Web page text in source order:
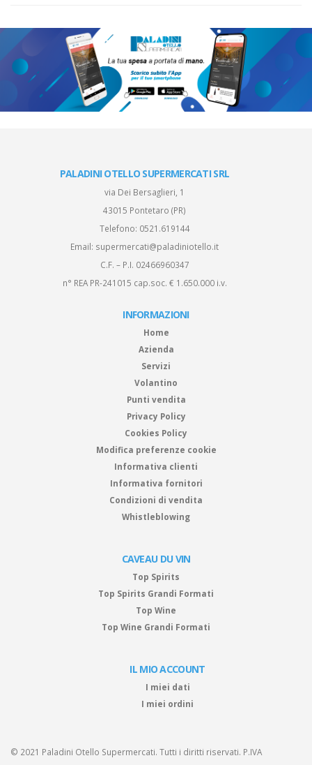
PALADINI OTELLO SUPERMERCATI SRL
via Dei Bersaglieri, 1
43015 Pontetaro (PR)
Telefono: 0521.619144
Email: supermercati@paladiniotello.it
C.F. – P.I. 02466960347
n° REA PR-241015 cap.soc. € 1.650.000 i.v.
INFORMAZIONI
Home
Azienda
Servizi
Volantino
Punti vendita
Privacy Policy
Cookies Policy
Modifica preferenze cookie
Informativa clienti
Informativa fornitori
Condizioni di vendita
Whistleblowing
CAVEAU DU VIN
Top Spirits
Top Spirits Grandi Formati
Top Wine
Top Wine Grandi Formati
IL MIO ACCOUNT
I miei dati
I miei ordini
© 2021 Paladini Otello Supermercati. Tutti i diritti riservati. P.IVA